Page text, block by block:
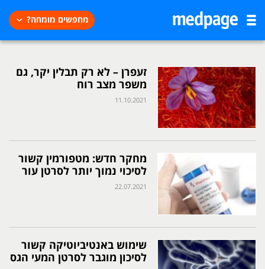
מחפשים מומחה?
זעפרן – לא רק תבלין יקר, גם
משפר מצב רוח
11.10.2021
מחקר חדש: מטפורמין קשור
לסיכוי נמוך יותר לסרטן עור
22.07.2021
שימוש באנטיביוטיקה קשור
לסיכון מוגבר לסרטן המעי הגס